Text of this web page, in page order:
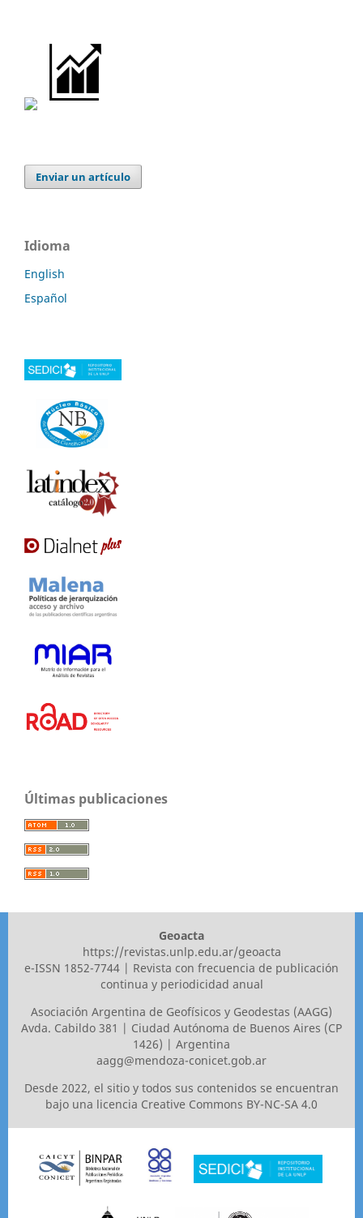
Enviar un artículo
Idioma
English
Español
Últimas publicaciones
Geoacta
https://revistas.unlp.edu.ar/geoacta
e-ISSN 1852-7744 | Revista con frecuencia de publicación
continua y periodicidad anual
Asociaci´ón Argentina de Geofísicos y Geodestas (AAGG)
Avda. Cabildo 381 | Ciudad Autónoma de Buenos Aires (CP
1426) | Argentina
aagg@mendoza-conicet.gob.ar
Desde 2022, el sitio y todos sus contenidos se encuentran
bajo una licencia Creative Commons BY-NC-SA 4.0